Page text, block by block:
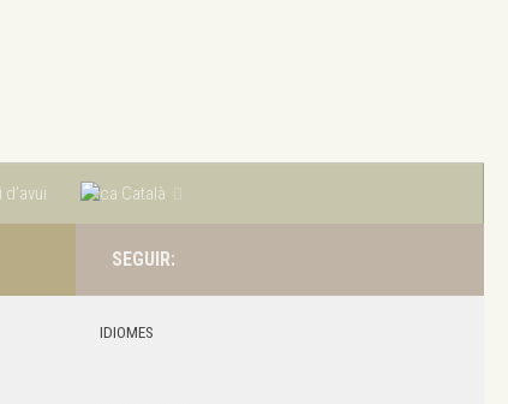
Català
SEGUIR:
IDIOMES